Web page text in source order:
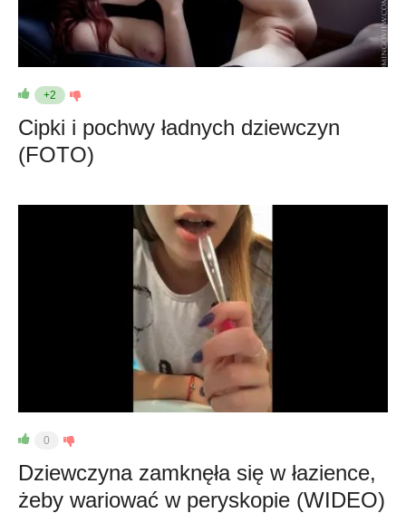
+2
Cipki i pochwy ładnych dziewczyn
(FOTO)
0
Dziewczyna zamknęła się w łazience,
żeby wariować w peryskopie (WIDEO)